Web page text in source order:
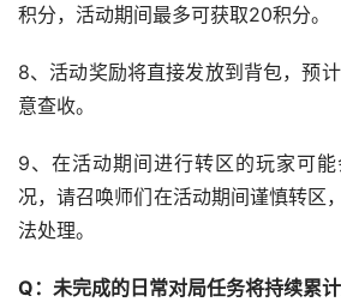
积分，活动期间最多可获取20积分。
8、活动奖励将直接发放到背包，预
意查收。
9、在活动期间进行转区的玩家可
况，请召唤师们在活动期间谨慎转区
法处理。
Q ：未完成的日常对局任务将持续累